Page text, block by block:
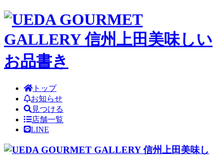
トップ
お知らせ
見つける
店舗一覧
LINE